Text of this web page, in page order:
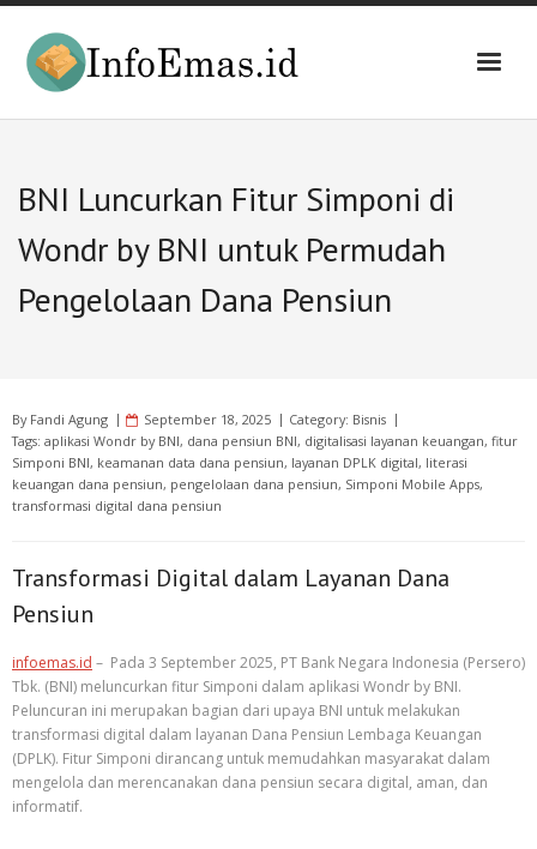
Skip
content
BNI Luncurkan Fitur Simponi di
Wondr by BNI untuk Permudah
Pengelolaan Dana Pensiun
By Fandi Agung September 18, 2025 Category: Bisnis
Tags: aplikasi Wondr by BNI, dana pensiun BNI, digitalisasi layanan keuangan, fitur
Simponi BNI, keamanan data dana pensiun, layanan DPLK digital, literasi
keuangan dana pensiun, pengelolaan dana pensiun, Simponi Mobile Apps,
transformasi digital dana pensiun
Transformasi Digital dalam Layanan Dana
Pensiun
infoemas.id – Pada 3 September 2025, PT Bank Negara Indonesia (Persero)
Tbk. (BNI) meluncurkan fitur Simponi dalam aplikasi Wondr by BNI.
Peluncuran ini merupakan bagian dari upaya BNI untuk melakukan
transformasi digital dalam layanan Dana Pensiun Lembaga Keuangan
(DPLK). Fitur Simponi dirancang untuk memudahkan masyarakat dalam
mengelola dan merencanakan dana pensiun secara digital, aman, dan
informatif.